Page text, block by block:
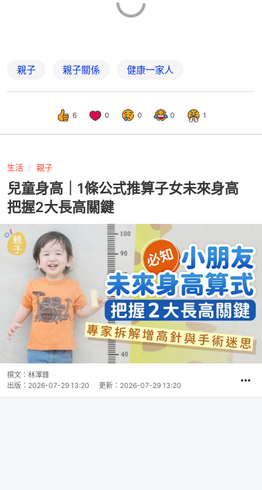
親子 親子關係 健康一家人
6 0 0 0 1
生活 親子
兒童身高｜1條公式推算子女未來身高
把握2大長高關鍵
撰文： 林澤鋒
出版： 2026-07-29 13:20 更新： 2026-07-29 13:20